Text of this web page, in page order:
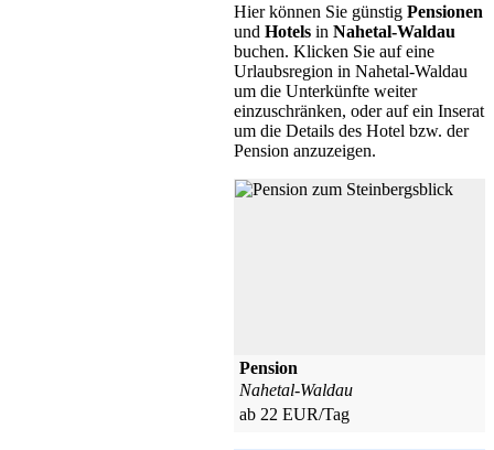
Hier können Sie günstig Pensionen
und Hotels in Nahetal-Waldau
buchen. Klicken Sie auf eine
Urlaubsregion in Nahetal-Waldau
um die Unterkünfte weiter
einzuschränken, oder auf ein Inserat
um die Details des Hotel bzw. der
Pension anzuzeigen.
Pension
Nahetal-Waldau
ab 22 EUR/Tag